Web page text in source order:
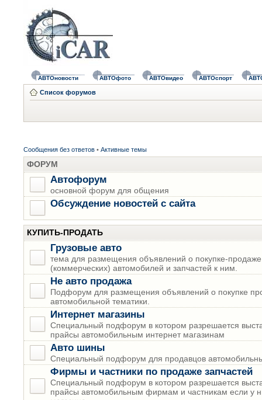
АВТОновости АВТОфото АВТОвидео АВТОспорт
Список форумов
Сообщения без ответов • Активные темы
ФОРУМ
Автофорум
основной форум для общения
Обсуждение новостей с сайта
КУПИТЬ-ПРОДАТЬ
Грузовые авто
тема для размещения объявлений о покупке-продаже
(коммерческих) автомобилей и запчастей к ним.
Не авто продажа
Подфорум для размещения объявлений о покупке
автомобильной тематики.
Интернет магазины
Специальный подфорум в котором разрешается
прайсы автомобильным интернет магазинам
Авто шины
Специальный подфорум для продавцов
Фирмы и частники по продаже запчастей
Специальный подфорум в котором разрешается
прайсы автомобильным фирмам и частникам если у